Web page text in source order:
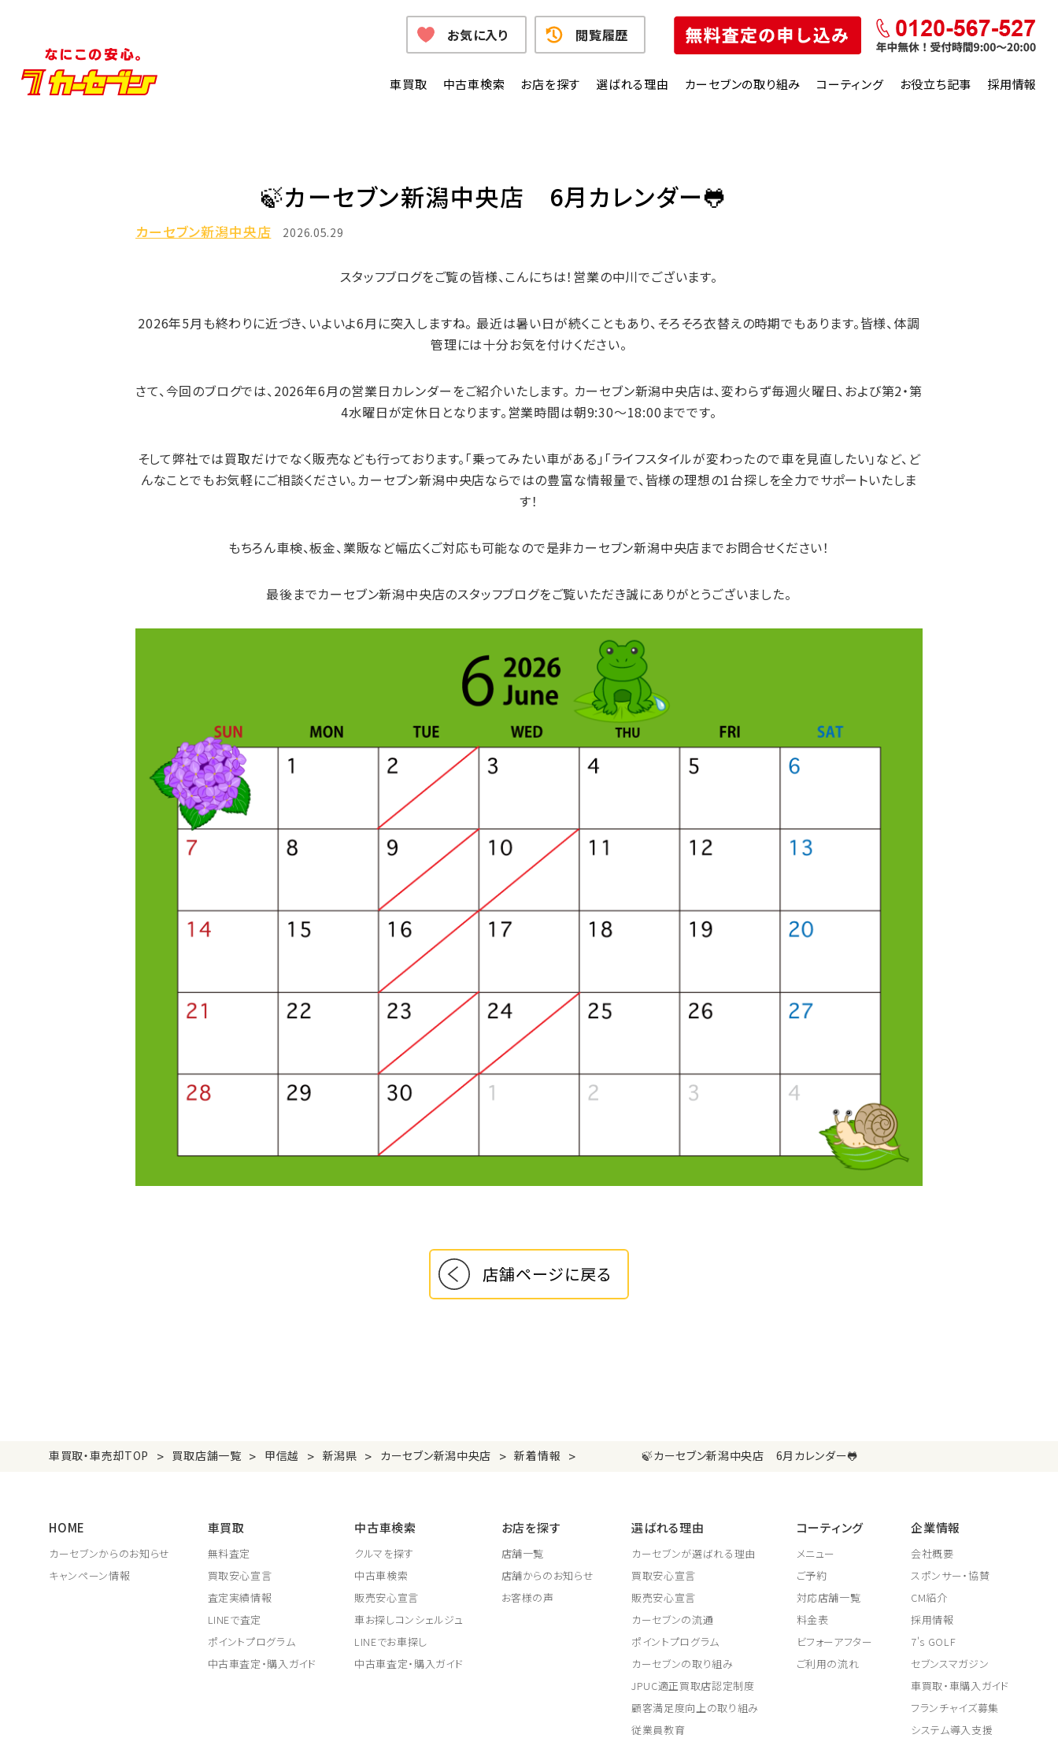
車買取 中古車検索 お店を探す 選ばれる理由 カーセブンの取り組み コーティング お役立ち記事 採用情報
お気に入り 閲覧履歴
🍃カーセブン新潟中央店 6月カレンダー🐸
カーセブン新潟中央店 2026.05.29
スタッフブログをご覧の皆様、こんにちは！営業の中川でございます。
2026年5月も終わりに近づき、いよいよ6月に突入しますね。 最近は暑い日が続くこともあり、そろそろ衣替えの時期でもあります。皆様、体調
管理には十分お気を付けください。
さて、今回のブログでは、2026年6月の営業日カレンダーをご紹介いたします。 カーセブン新潟中央店は、変わらず毎週火曜日、および第2・第
4水曜日が定休日 となります。営業時間は朝9:30～18:00までです。
そして弊社では買取だけでなく販売なども行っております。「乗ってみたい車がある」「ライフスタイルが変わったので車を見直したい」など、ど
んなことでもお気軽にご相談ください。カーセブン新潟中央店ならではの豊富な情報量で、皆様の理想の1台探しを全力でサポートいたしま
す！
もちろん車検、板金、業販など幅広くご対応も可能なので是非カーセブン新潟中央店までお問合せください！
最後までカーセブン新潟中央店のスタッフブログをご覧いただき誠にありがとうございました。
店舗ページに戻る
車買取・車売却TOP > 買取店舗一覧 > 甲信越 > 新潟県 > カーセブン新潟中央店 > 新着情報 > 🍃カーセブン新潟中央店 6月カレンダー🐸
HOME
カーセブンからのお知らせ
キャンペーン情報
車買取
無料査定
買取安心宣言
査定実績情報
LINEで査定
ポイントプログラム
中古車査定・購入ガイド
中古車検索
クルマを探す
中古車検索
販売安心宣言
車お探しコンシェルジュ
LINEでお車探し
中古車査定・購入ガイド
お店を探す
店舗一覧
店舗からのお知らせ
お客様の声
選ばれる理由
カーセブンが選ばれる理由
買取安心宣言
販売安心宣言
カーセブンの流通
ポイントプログラム
カーセブンの取り組み
JPUC適正買取店認定制度
顧客満足度向上の取り組み
従業員教育
コーティング
メニュー
ご予約
対応店舗一覧
料金表
ビフォーアフター
ご利用の流れ
企業情報
会社概要
スポンサー・協賛
CM紹介
採用情報
7's GOLF
セブンスマガジン
車買取・車購入ガイド
フランチャイズ募集
システム導入支援